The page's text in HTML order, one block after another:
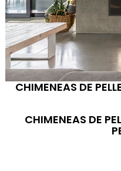
CHIMENEAS DE
CHIMENEAS DE